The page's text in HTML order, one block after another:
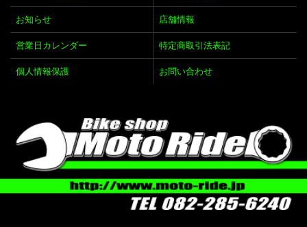
お知らせ 店舗情報
営業日カレンダー 特定商取引法表記
個人情報保護 お問い合わせ